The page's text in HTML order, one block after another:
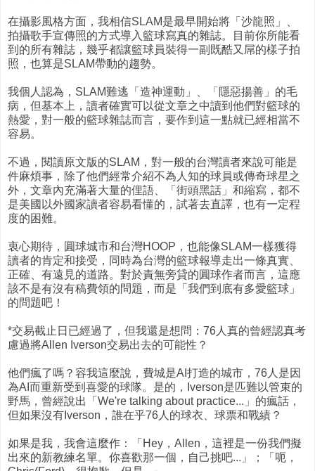
在攝影風格方面，我相信SLAM是最早開始將「沙龍照」、
拍攝歌手宣傳照的方式導入籃球寫真的雜誌。目前你所能看
到的所有雜誌，幾乎都讓籃球員裝得一副既酷又屌的樣子拍
照，也算是SLAM帶動的趨勢。
我個人認為，SLAM難逃「造神運動」、「隱惡揚善」的毛
病，但基本上，讀者確實可以從文章之中讀到他們對籃球的
熱愛，對一般的籃球雜誌而言，要作到這一點就已經相當不
容易。
不過，閱讀原文版的SLAM，對一般的台灣讀者來說可能是
件麻煩事，除了他們經常介紹不為人知的球員或傳奇球星之
外，文章內充滿著大量的俚語、「街頭黑話」和縮寫，都不
是美國以外國家讀者容易看懂的，試著去直譯，也有一定程
度的困難。
衷心期待，圓球城市和台灣HOOP，也能像SLAM一樣獲得
讀者的肯定和接受，同時為台灣的籃球報導走出一條真實、
正確、有遠見的道路。對於責無旁貸的圓球作者而言，這應
該不是有沒有稿費領的問題，而是「我們到底有多愛籃球」
的問題吧！
*交易截止日已經過了，但我還是想問：76人真的曾經認真考
慮過將Allen Iverson交易出去的可能性？
他們瘋了嗎？容我這麼說，費城是AI打造的城市，76人是因
為AI而重新受到喜愛的球隊。是的，Iverson是匹難以管束的
野馬，曾經說出「We're talking about practice...」的瘋話，
但如果沒有Iverson，誰在乎76人的球衣、球票和戰績？
如果是我，我會這麼作：「Hey，Allen，這裡是一份我們擬
出來的新教練名單。你喜歡那一個，自己挑吧...」；「呃，